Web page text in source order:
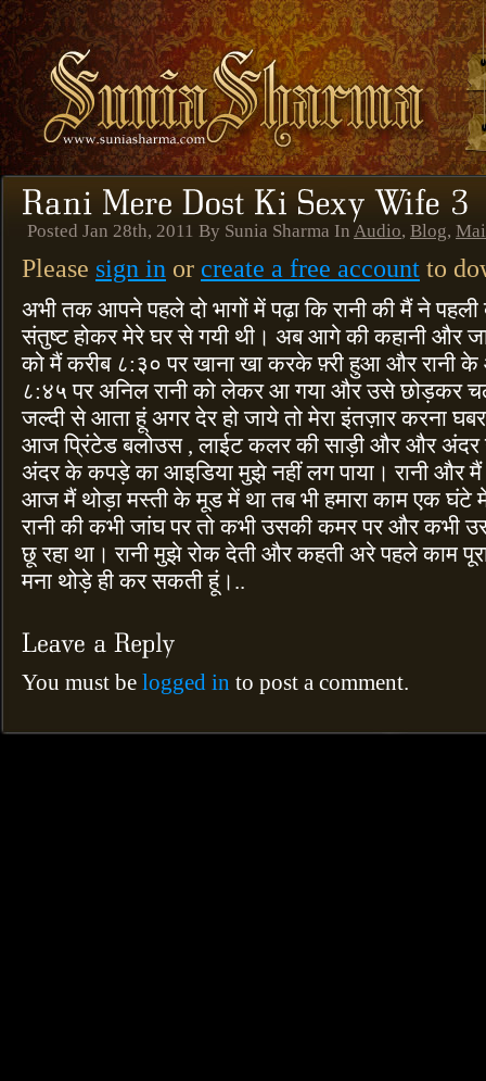
Posted Jan 28th, 2011 By Sunia Sharma In Audio, Blog,
Please sign in or create a free account to
अभी तक आपने पहले दो भागों में पढ़ा कि रानी की मैं ने
संतुष्ट होकर मेरे घर से गयी थी। अब आगे की कहानी और
को मैं करीब ८:३० पर खाना खा करके फ़्री हुआ और रानी
८:४५ पर अनिल रानी को लेकर आ गया और उसे छोड़कर
जल्दी से आता हूं अगर देर हो जाये तो मेरा इंतज़ार करना
आज प्रिंटेड बलोउस , लाईट कलर की साड़ी और और अंदर
अंदर के कपड़े का आइडिया मुझे नहीं लग पाया। रानी और
आज मैं थोड़ा मस्ती के मूड में था तब भी हमारा काम एक घंटे
रानी की कभी जांघ पर तो कभी उसकी कमर पर और कभी
छू रहा था। रानी मुझे रोक देती और कहती अरे पहले काम
मना थोड़े ही कर सकती हूं।..
You must be logged in to post a comment.